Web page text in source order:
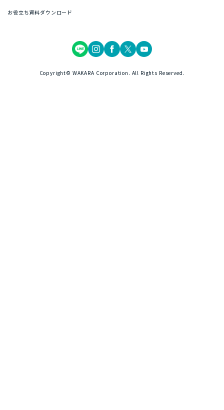
お役立ち資料ダウンロード
Copyright© WAKARA Corporation. All Rights Reserved.